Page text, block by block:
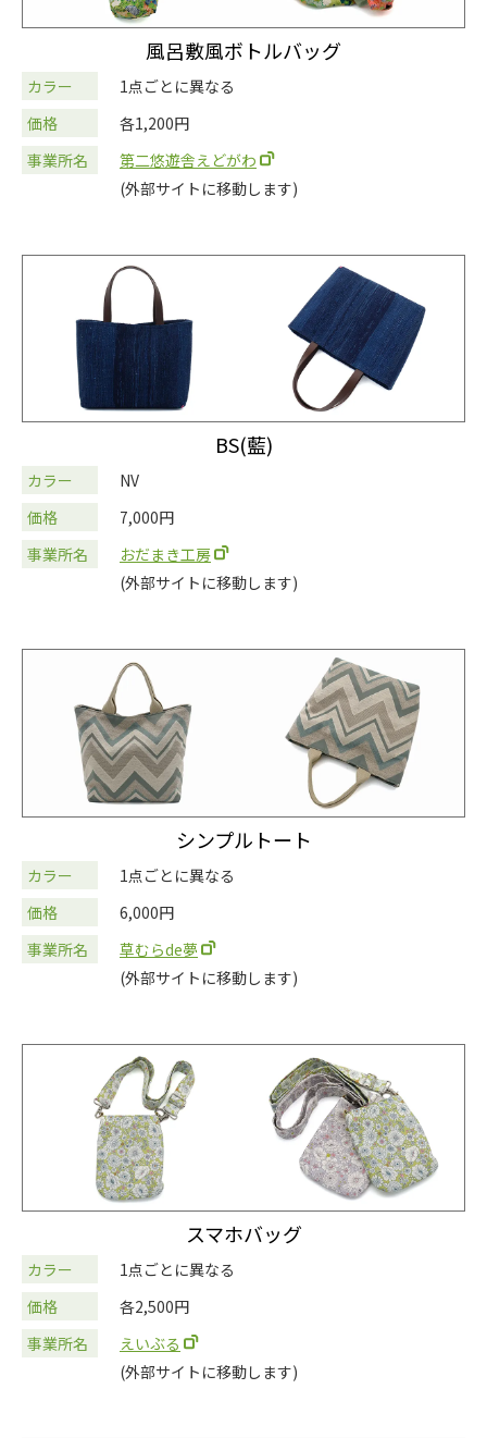
風呂敷風ボトルバッグ
カラー
1点ごとに異なる
価格
各1,200円
事業所名
第二悠遊舎えどがわ
(外部サイトに移動します)
BS(藍)
カラー
NV
価格
7,000円
事業所名
おだまき工房
(外部サイトに移動します)
シンプルトート
カラー
1点ごとに異なる
価格
6,000円
事業所名
草むらde夢
(外部サイトに移動します)
スマホバッグ
カラー
1点ごとに異なる
価格
各2,500円
事業所名
えいぶる
(外部サイトに移動します)